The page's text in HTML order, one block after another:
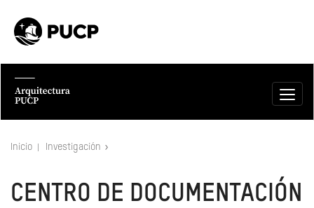
Inicio Investigación
CENTRO DE DOCUMENTACIÓN